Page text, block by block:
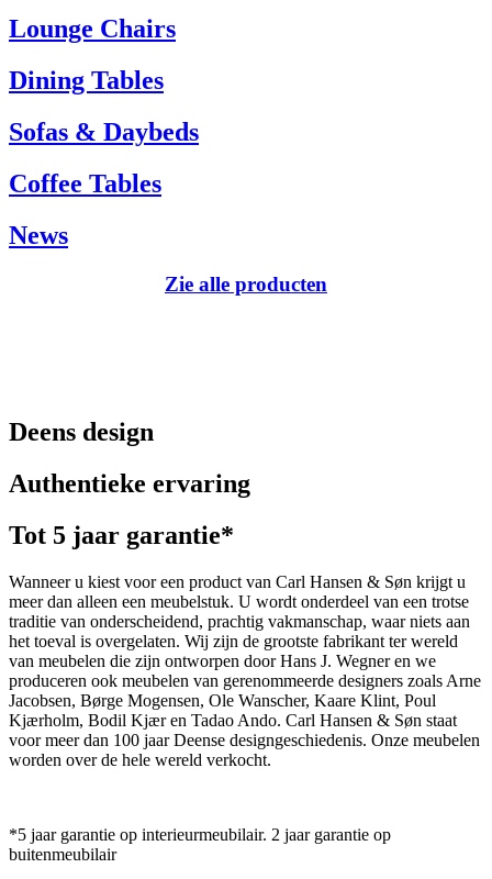
Tel.: +45 66 12 14 04
info@carlhansen.dk
Lounge Chairs
Dining Tables
Sofas & Daybeds
Coffee Tables
News
Zie alle producten
Deens design
Authentieke ervaring
Tot 5 jaar garantie*
Wanneer u kiest voor een product van Carl Hansen & Søn krijgt u
meer dan alleen een meubelstuk. U wordt onderdeel van een trotse
traditie van onderscheidend, prachtig vakmanschap, waar niets aan
het toeval is overgelaten. Wij zijn de grootste fabrikant ter wereld
van meubelen die zijn ontworpen door Hans J. Wegner en we
produceren ook meubelen van gerenommeerde designers zoals Arne
Jacobsen, Børge Mogensen, Ole Wanscher, Kaare Klint, Poul
Kjærholm, Bodil Kjær en Tadao Ando. Carl Hansen & Søn staat
voor meer dan 100 jaar Deense designgeschiedenis. Onze meubelen
worden over de hele wereld verkocht.
*5 jaar garantie op interieurmeubilair. 2 jaar garantie op
buitenmeubilair